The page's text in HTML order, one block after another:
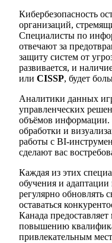
Кибербезопасность
организаций,
Специалисты по
отвечают за
защиту систем от
развивается, и
или CISSP, будет
Аналитики данных
управленческих
объёмов информации.
обработки и
работы с BI-
сделают вас
Каждая из этих
обучения и
регулярно обновлять
оставаться
Канада
повышению
привлекательным